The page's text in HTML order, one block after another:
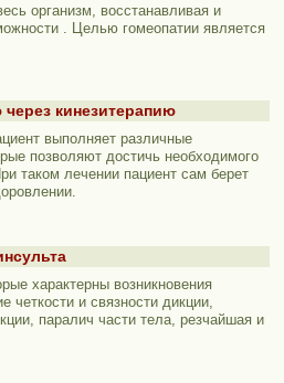
организм, восстанавливая и
. Целью гомеопатии является
кинезитерапию
выполняет различные
позволяют достичь необходимого
таком лечении пациент сам берет
характерны возникновения
четкости и связности дикции,
паралич части тела, резчайшая и